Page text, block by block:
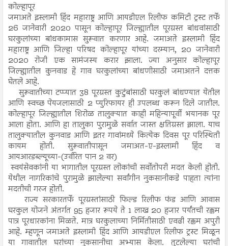
कोल्हापूर
जमाअते इस्लामी हिंद महाराष्ट्र आणि आयडीएल रिलीफ कमिटी ट्रस्ट तर्फे
26 जानेवारी 2020 पासून कोल्हापूर जिल्ह्यातील पूरग्रस्त बांधवांसाठी
घरकुलांच्या बांधकामास सुरूवात करणार आहे. जमाअते इस्लामी हिंद
महाराष्ट्र आणि जिल्हा परिषद कोल्हापूर यांच्या दरम्यान, 20 जानेवारी
2020 रोजी एक सामंजस्य करार झाला. ज्या अनुसार कोल्हापूर
जिल्ह्यातील कुनवाड हे गाव घरकुलांच्या बांधणीसाठी जमाअतने दत्तक
घेतले आहे.
सुरूवातीच्या टप्प्यात 38 पूरग्रस्त कुटुंबांसाठी घरकुलं बांधण्यात येतील
आणि स्वच्छ पेयजलासाठी 2 प्युरिफायर ही उपलब्ध करून दिले जातील.
कोल्हापूर जिल्ह्यातील शिरोळ तालुक्यात काही महिन्यापूर्वी भयानक पूर
आला होता. आणि हा तालुका पुरामुळे सर्वात जास्त क्षतिग्रस्त झाला. याच
तालुक्यातील कुनवाड आणि इतर गावांमध्ये कित्येक दिवस पूर परिस्थिती
कायम होती. सुरूवातीपासून जमाअत-ए-इस्लामी हिंद व
आयआरडब्ल्यूच्या-(उर्वरित पान 2 वर)
स्वयंसेवकांनी या भागातील पूरग्रस्त लोकांची सर्वोतोपरी मदत केली होती.
येथील नागरिकांचे पुरामुळे झालेल्या सर्वांगीन नुकसानीकडे पाहता त्यांना
मदतीची गरज होती.
राज्य सरकारतर्फे पूरग्रस्तांसाठी फिल्ड रिलीफ फंड आणि आवास
घरकुल योजने अंतर्गत 95 हजार रूपये ते 1 लाख 20 हजार पर्यंतची रक्कम
पात्र पूरधारकांना मिळते. मात्र घरकुलाच्या निर्मितीसाठी एवढी रक्कम अपुरी
आहे. म्हणून जमाअते इस्लामी हिंद आणि आयडीएल रिलीफ ट्रस्ट मिळून
या गावातील घरांच्या नुकसानीचा अभ्यास केला. तुटलेल्या घरांची